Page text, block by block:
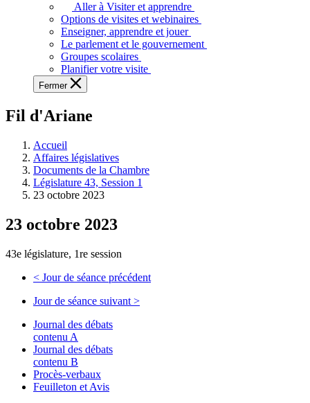
voir,
apprendre
et
à
à
législative.
Aller à Visiter et apprendre
Options de visites et webinaires
Enseigner, apprendre et jouer
Le parlement et le gouvernement
Groupes scolaires
Planifier votre visite
Fermer
Fil d'Ariane
Accueil
Affaires législatives
Documents de la Chambre
Législature 43, Session 1
23 octobre 2023
23 octobre 2023
43e législature, 1re session
< Jour de séance précédent
Jour de séance suivant >
Journal des débats
contenu A
Journal des débats
contenu B
Procès-verbaux
Feuilleton et Avis